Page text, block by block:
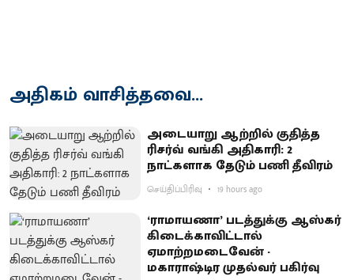
அதிகம் வாசித்தவை...
அடையாறு ஆற்றில் குதித்த
ரிசர்வ் வங்கி அதிகாரி: 2
நாட்களாக தேடும் பணி தீவிரம்
செய்திப்பிரிவு 19 hours ago
‘ராமாயணா’ படத்துக்கு ஆஸ்கர்
கிடைக்காவிட்டால்
ஏமாற்றமடைவேன் -
மகாராஷ்டிர முதல்வர் பகிர்வு